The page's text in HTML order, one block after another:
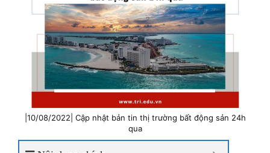
|10/08/2022| Cập nhật bản tin thị trường bất động sản 24h
qua